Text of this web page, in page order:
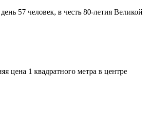
57 человек, в честь 80-летия Великой
цена 1 квадратного метра в центре